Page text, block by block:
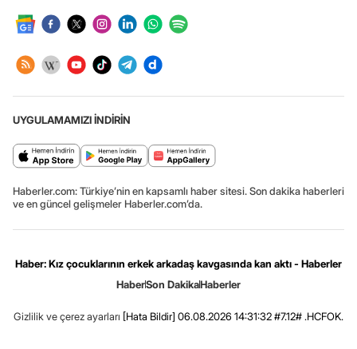
UYGULAMAMIZI İNDİRİN
Haberler.com: Türkiye’nin en kapsamlı haber sitesi. Son dakika haberleri
ve en güncel gelişmeler Haberler.com’da.
Haber: Kız çocuklarının erkek arkadaş kavgasında kan aktı - Haberler
HaberSon DakikaHaberler
Gizlilik ve çerez ayarları [Hata Bildir] 06.08.2026 14:31:32 #7.12# .HCFOK.